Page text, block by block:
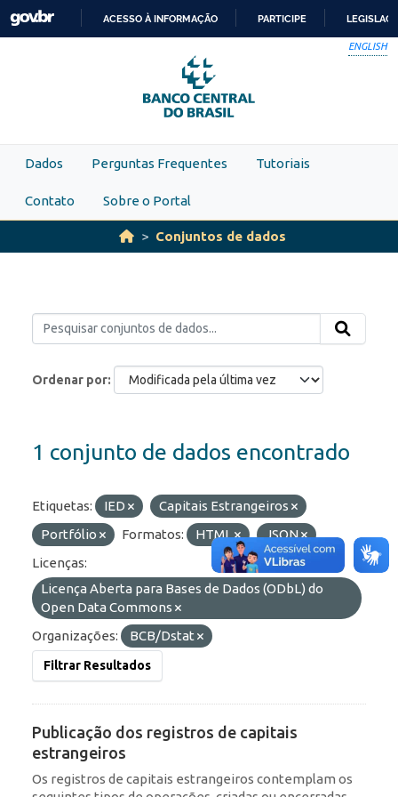
Skip to main content
PARA
O
CONTEÚDO
ACESSO À INFORMAÇÃO PARTICIPE
ENGLISH
Dados Perguntas Frequentes Tutoriais
Contato Sobre o Portal
Conjuntos de dados
Ordenar por
1 conjunto de dados encontrado
Etiquetas: IED
Capitais Estrangeiros
Portfólio
Formatos: HTML
JSON
Licenças:
Licença Aberta para Bases de Dados (ODbL) do
Open Data Commons
Organizações:
BCB/Dstat
Filtrar Resultados
Publicação dos registros de capitais
estrangeiros
Os registros de capitais estrangeiros contemplam os